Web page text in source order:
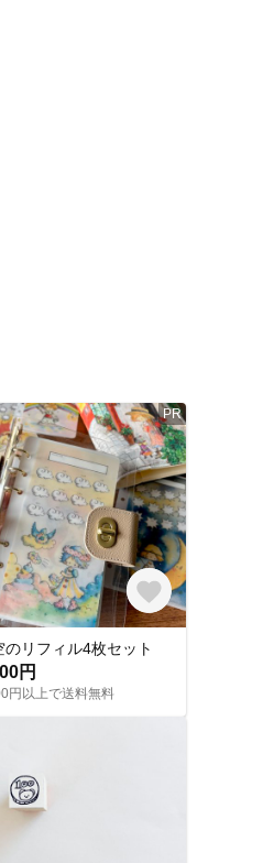
PR
のリフィル4枚セット
円
円以上で送料無料